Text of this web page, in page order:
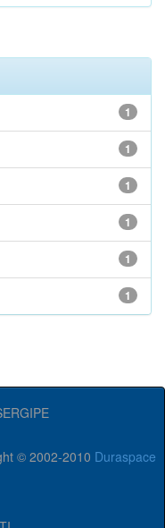
1
1
1
1
1
1
© 2002-2010 Duraspace